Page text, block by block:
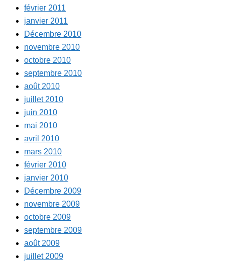
février 2011
janvier 2011
Décembre 2010
novembre 2010
octobre 2010
septembre 2010
août 2010
juillet 2010
juin 2010
mai 2010
avril 2010
mars 2010
février 2010
janvier 2010
Décembre 2009
novembre 2009
octobre 2009
septembre 2009
août 2009
juillet 2009